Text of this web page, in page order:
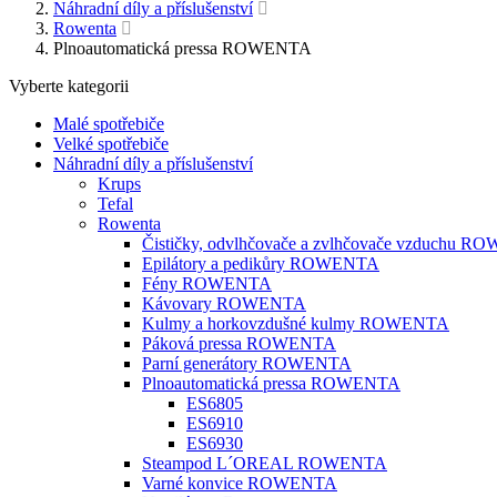
Náhradní díly a příslušenství
Rowenta
Plnoautomatická pressa ROWENTA
Vyberte kategorii
Malé spotřebiče
Velké spotřebiče
Náhradní díly a příslušenství
Krups
Tefal
Rowenta
Čističky, odvlhčovače a zvlhčovače vzduchu
Epilátory a pedikůry ROWENTA
Fény ROWENTA
Kávovary ROWENTA
Kulmy a horkovzdušné kulmy ROWENTA
Páková pressa ROWENTA
Parní generátory ROWENTA
Plnoautomatická pressa ROWENTA
ES6805
ES6910
ES6930
Steampod L´OREAL ROWENTA
Varné konvice ROWENTA